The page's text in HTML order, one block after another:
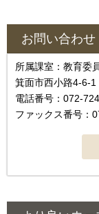
お問い合わせ
所属課室：教育委
箕面市西小路4‐6‐1
電話番号：072-
ファックス番号：